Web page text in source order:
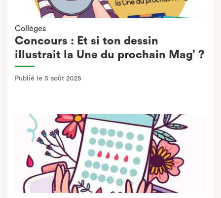
Collèges
Concours : Et si ton dessin
illustrait la Une du prochain Mag’ ?
Publié le 5 août 2025